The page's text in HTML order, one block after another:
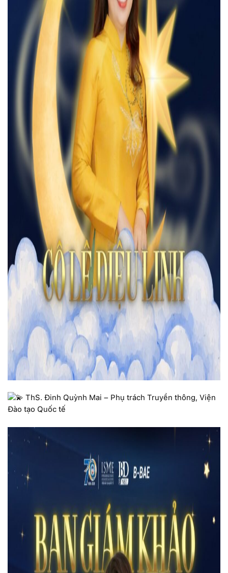
ThS. Đinh Quỳnh Mai – Phụ trách Truyền thông, Viện
Đào tạo Quốc tế